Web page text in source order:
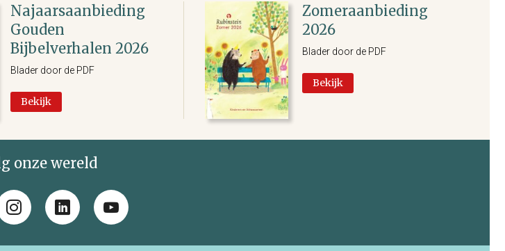
Najaarsaanbieding
Gouden
Bijbelverhalen 2026
Blader door de PDF
Bekijk
Zomeraanbieding
2026
Blader door de PDF
Bekijk
onze wereld